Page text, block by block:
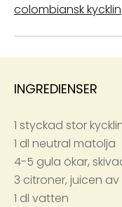
colombiansk
INGREDIENSER
1 styckad stor
1 dl neutral matolja
4-5 gula ökar,
3 citroner, juicen av
1 dl vatten